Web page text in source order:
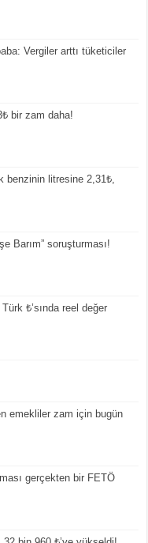
Vergiler arttı tüketiciler
bir zam daha!
benzinin litresine 2,31₺,
Barım” soruşturması!
₺’sında reel değer
emekliler zam için bugün
gerçekten bir FETÖ